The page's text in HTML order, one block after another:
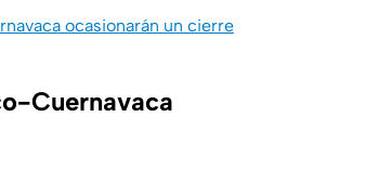
ocasionarán un cierre
Cuernavaca